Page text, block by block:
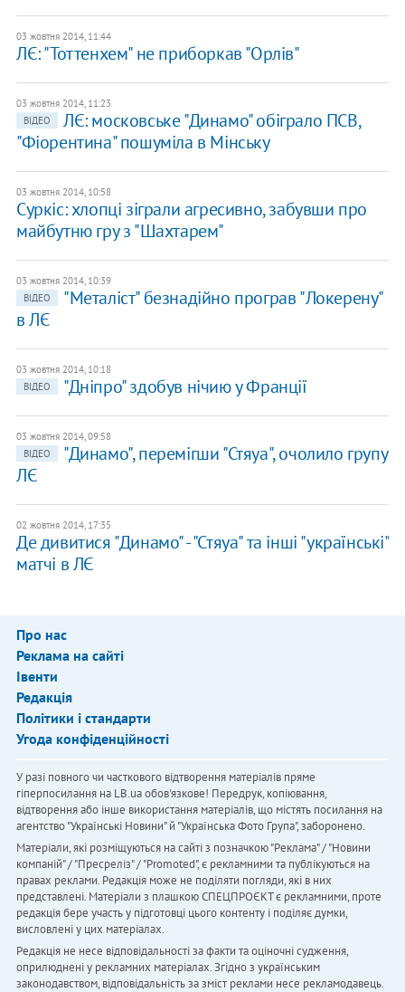
03 жовтня 2014, 11:44
ЛЄ: "Тоттенхем" не приборкав "Орлів"
03 жовтня 2014, 11:23
ВІДЕО
ЛЄ: московське "Динамо" обіграло ПСВ,
"Фіорентина" пошуміла в Мінську
03 жовтня 2014, 10:58
Суркіс: хлопці зіграли агресивно, забувши про
майбутню гру з "Шахтарем"
03 жовтня 2014, 10:39
ВІДЕО
"Металіст" безнадійно програв "Локерену"
в ЛЄ
03 жовтня 2014, 10:18
ВІДЕО
"Дніпро" здобув нічию у Франції
03 жовтня 2014, 09:58
ВІДЕО
"Динамо", перемігши "Стяуа", очолило групу
ЛЄ
02 жовтня 2014, 17:35
Де дивитися "Динамо" - "Стяуа" та інші "українські"
матчі в ЛЄ
Про нас
Реклама на сайті
Івенти
Редакція
Політики і стандарти
Угода конфіденційності
У разі повного чи часткового відтворення матеріалів пряме
гіперпосилання на LB.ua обов'язкове! Передрук, копіювання,
відтворення або інше використання матеріалів, що містять посилання на
агентство "Українськi Новини" й "Українська Фото Група", заборонено.
Матеріали, які розміщуються на сайті з позначкою "Реклама" / "Новини
компаній" / "Пресреліз" / "Promoted", є рекламними та публікуються на
правах реклами. Редакція може не поділяти погляди, які в них
представлені. Матеріали з плашкою СПЕЦПРОЄКТ є рекламними, проте
редакція бере участь у підготовці цього контенту і поділяє думки,
висловлені у цих матеріалах.
Редакція не несе відповідальності за факти та оціночні судження,
оприлюднені у рекламних матеріалах. Згідно з українським
законодавством, відповідальність за зміст реклами несе рекламодавець.